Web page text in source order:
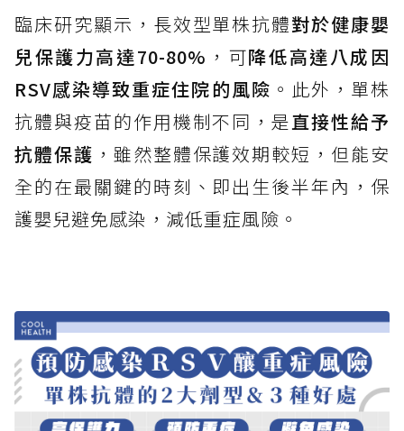
臨床研究顯示，長效型單株抗體對於健康嬰
兒保護力高達70-80% ，可降低高達八成因
RSV感染導致重症住院的風險 。此外，單株
抗體與疫苗的作用機制不同，是直接性給予
抗體保護 ，雖然整體保護效期較短，但能安
全的在最關鍵的時刻、即出生後半年內，保
護嬰兒避免感染，減低重症風險。